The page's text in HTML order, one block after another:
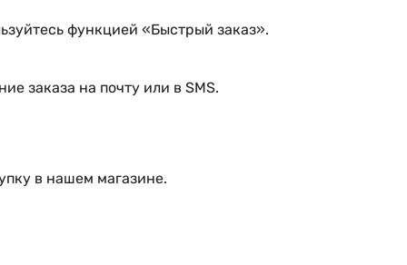
функцией «Быстрый заказ».
заказа на почту или в SMS.
в нашем магазине.